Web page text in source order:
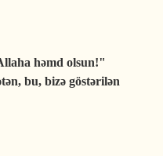
həmd olsun!"
bu, bizə göstərilən